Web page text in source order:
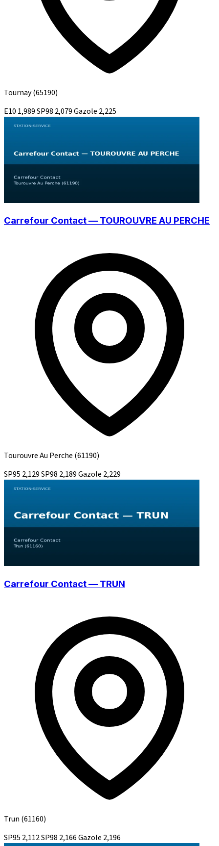
Tournay(65190)
E10 1,989SP98 2,079Gazole 2,225
Carrefour Contact — TOUROUVRE AU PERCHE
Tourouvre Au Perche (61190)
SP95 2,129SP98 2,189Gazole 2,229
Carrefour Contact — TRUN
Trun (61160)
SP95 2,112SP98 2,166Gazole 2,196